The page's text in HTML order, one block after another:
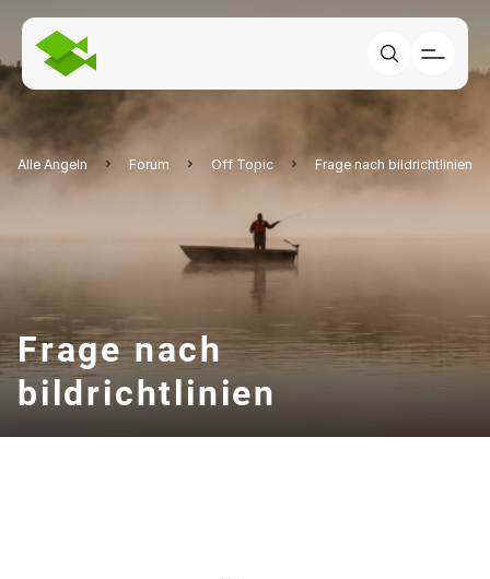
Alle Angeln Forum Off Topic Frage nach bildrichtlinien
Frage nach
bildrichtlinien